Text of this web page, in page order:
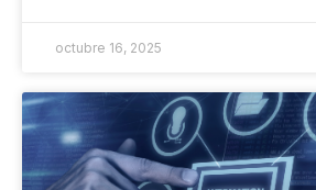
octubre 16, 2025